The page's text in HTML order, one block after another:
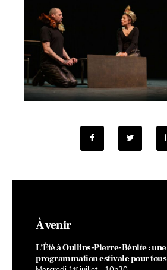
À venir
L’Été à Oullins-Pierre-Bénite : une
programmation estivale pour tous
er